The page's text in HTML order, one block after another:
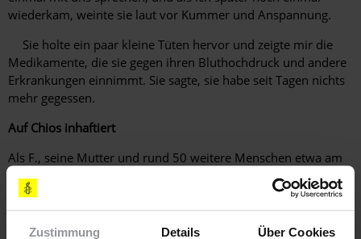
Zustimmung Details Über Cookies
wiederkam, weinte sie laut vor Kummer und Anspannung.
Sie holte ein paar kleine Tüten hervor und zeigte mir die
Medikamente, die sie gegen ihren Bluthochdruck und andere
Erkrankungen einnimmt. Sie sagte, sie habe seit Tagen nichts
mehr gegessen.
Auf Chios inhaftiert
Als F., seine Mutter und rund 50 weitere Menschen etwa am
20. März auf Chios eintrafen, wurden sie sofort von der
griechischen Polizei festgenommen und in die geschlossene
Einrichtung VIAL gebracht.